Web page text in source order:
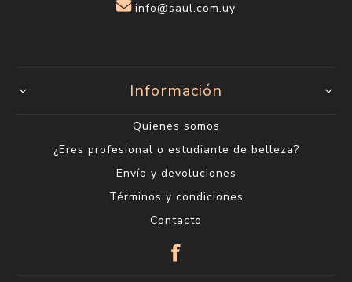
info@saul.com.uy
Información
Quienes somos
¿Eres profesional o estudiante de belleza?
Envío y devoluciones
Términos y condiciones
Contacto